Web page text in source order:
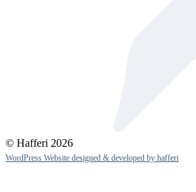
© Hafferi 2026
WordPress Website designed & developed by hafferi